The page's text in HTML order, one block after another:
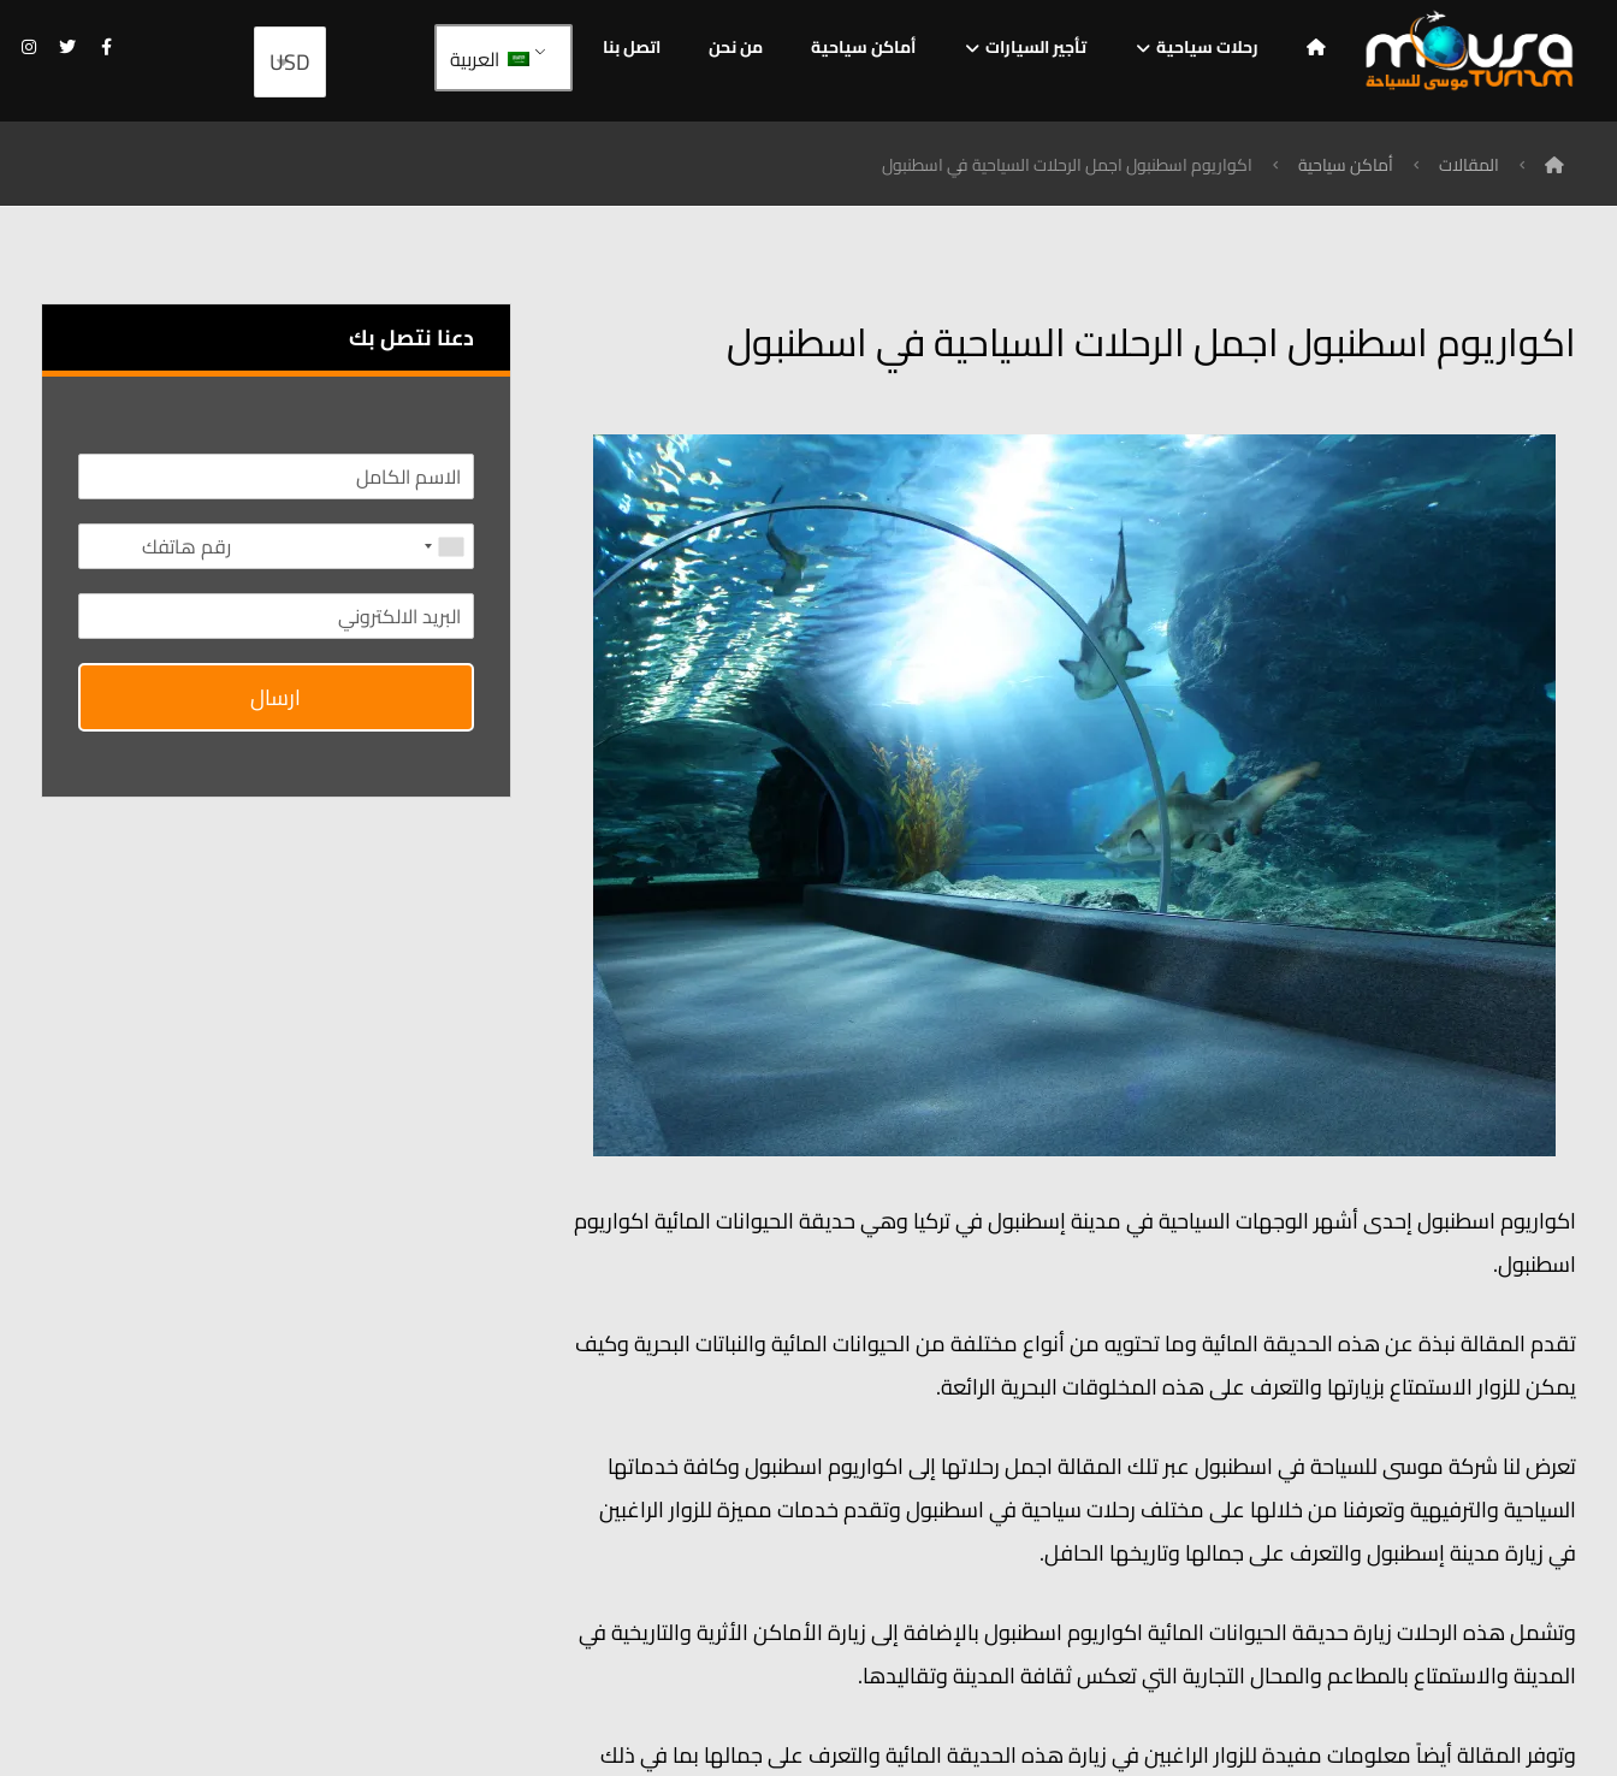
رحلات سياحية تأجير السيارات أماكن سياحية من نحن اتصل بنا العربية
المقالات أماكن سياحية اكواريوم اسطنبول اجمل الرحلات السياحية في اسطنبول
اكواريوم اسطنبول اجمل الرحلات السياحية في اسطنبول
اكواريوم اسطنبول إحدى أشهر الوجهات السياحية في مدينة إسطنبول في تركيا وهي حديقة الحيوانات المائية اكواريوم
اسطنبول.
تقدم المقالة نبذة عن هذه الحديقة المائية وما تحتويه من أنواع مختلفة من الحيوانات المائية والنباتات البحرية وكيف
يمكن للزوار الاستمتاع بزيارتها والتعرف على هذه المخلوقات البحرية الرائعة.
تعرض لنا شركة موسى للسياحة في اسطنبول عبر تلك المقالة اجمل رحلاتها إلى اكواريوم اسطنبول وكافة خدماتها
السياحية والترفيهية وتعرفنا من خلالها على مختلف رحلات سياحية في اسطنبول وتقدم خدمات مميزة للزوار الراغبين
في زيارة مدينة إسطنبول والتعرف على جمالها وتاريخها الحافل.
وتشمل هذه الرحلات زيارة حديقة الحيوانات المائية اكواريوم اسطنبول بالإضافة إلى زيارة الأماكن الأثرية والتاريخية في
المدينة والاستمتاع بالمطاعم والمحال التجارية التي تعكس ثقافة المدينة وتقاليدها.
وتوفر المقالة أيضاً معلومات مفيدة للزوار الراغبين في زيارة هذه الحديقة المائية والتعرف على جمالها بما في ذلك
دعنا نتصل بك
ارسال